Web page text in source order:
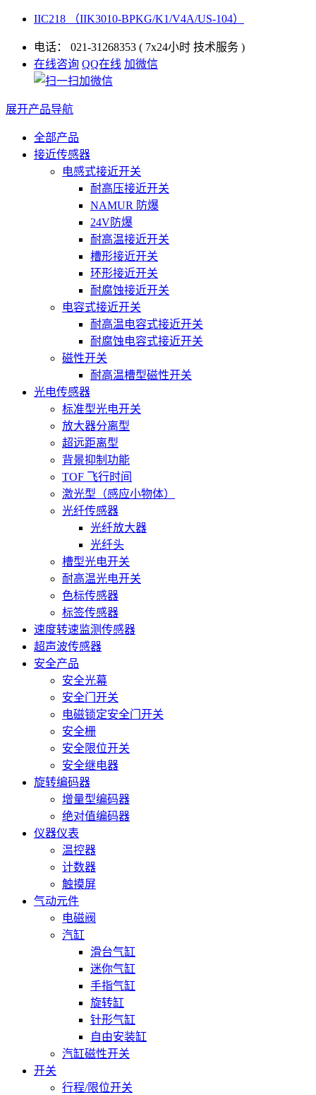
IIC218 （IIK3010-BPKG/K1/V4A/US-104）
电话： 021-31268353 ( 7x24小时 技术服务 )
在线咨询 QQ在线 加微信
展开产品导航
全部产品
接近传感器
电感式接近开关
耐高压接近开关
NAMUR 防爆
24V防爆
耐高温接近开关
槽形接近开关
环形接近开关
耐腐蚀接近开关
电容式接近开关
耐高温电容式接近开关
耐腐蚀电容式接近开关
磁性开关
耐高温槽型磁性开关
光电传感器
标准型光电开关
放大器分离型
超远距离型
背景抑制功能
TOF 飞行时间
激光型（感应小物体）
光纤传感器
光纤放大器
光纤头
槽型光电开关
耐高温光电开关
色标传感器
标签传感器
速度转速监测传感器
超声波传感器
安全产品
安全光幕
安全门开关
电磁锁定安全门开关
安全栅
安全限位开关
安全继电器
旋转编码器
增量型编码器
绝对值编码器
仪器仪表
温控器
计数器
触摸屏
气动元件
电磁阀
汽缸
滑台气缸
迷你气缸
手指气缸
旋转缸
针形气缸
自由安装缸
汽缸磁性开关
开关
行程/限位开关